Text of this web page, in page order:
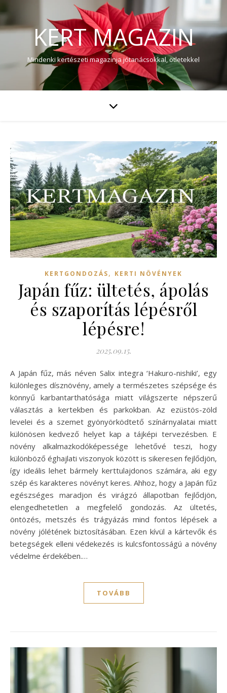
KERT MAGAZIN
Mindenki kertészeti magazinja jótanácsokkal, ötletekkel
KERTGONDOZÁS, KERTI NÖVÉNYEK
Japán fűz: ültetés, ápolás
és szaporítás lépésről
lépésre!
2025.09.15.
A Japán fűz, más néven Salix integra ‘Hakuro-nishiki’, egy
különleges dísznövény, amely a természetes szépsége és
könnyű karbantarthatósága miatt világszerte népszerű
választás a kertekben és parkokban. Az ezüstös-zöld
levelei és a szemet gyönyörködtető színárnyalatai miatt
különösen kedvező helyet kap a tájképi tervezésben. E
növény alkalmazkodóképessége lehetővé teszi, hogy
különböző éghajlati viszonyok között is sikeresen fejlődjön,
így ideális lehet bármely kerttulajdonos számára, aki egy
szép és karakteres növényt keres. Ahhoz, hogy a Japán fűz
egészséges maradjon és virágzó állapotban fejlődjön,
elengedhetetlen a megfelelő gondozás. Az ültetés,
öntözés, metszés és trágyázás mind fontos lépések a
növény jólétének biztosításában. Ezen kívül a kártevők és
betegségek elleni védekezés is kulcsfontosságú a növény
védelme érdekében.…
TOVÁBB